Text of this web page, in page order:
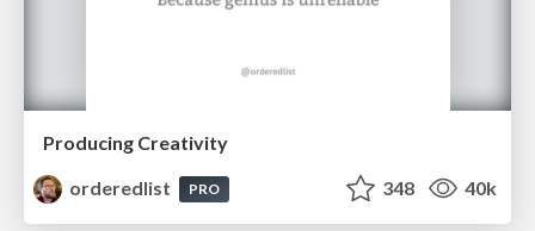
Producing Creativity
orderedlist
PRO 348 40k